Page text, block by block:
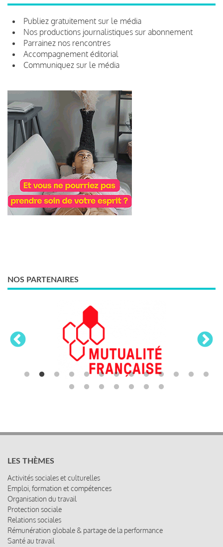
Publiez gratuitement sur le média
Nos productions journalistiques sur abonnement
Parrainez nos rencontres
Accompagnement éditorial
Communiquez sur le média
NOS PARTENAIRES
LES THÈMES
Activités sociales et culturelles
Emploi, formation et compétences
Organisation du travail
Protection sociale
Relations sociales
Rémunération globale & partage de la performance
Santé au travail